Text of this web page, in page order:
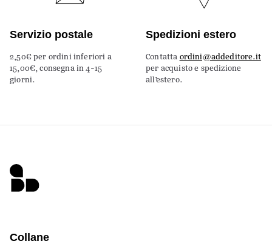
Servizio postale
2,50€ per ordini inferiori a
15,00€, consegna in 4-15
giorni.
Spedizioni estero
Contatta ordini@addeditore.it
per acquisto e spedizione
all’estero.
Collane